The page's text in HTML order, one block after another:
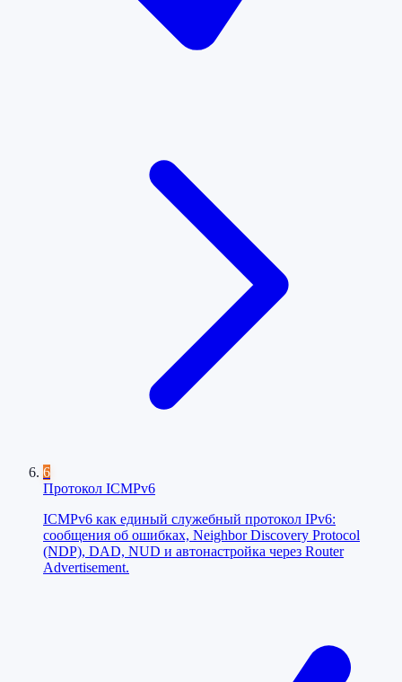
6
Протокол ICMPv6
ICMPv6 как единый служебный протокол IPv6:
сообщения об ошибках, Neighbor Discovery Protocol
(NDP), DAD, NUD и автонастройка через Router
Advertisement.